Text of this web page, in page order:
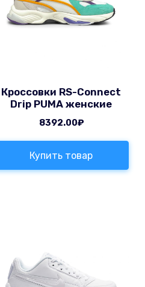
Кроссовки RS-Connect
Drip PUMA женские
8392.00₽
Купить товар